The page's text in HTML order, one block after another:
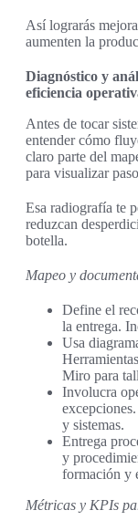
Así lograrás
aumenten la
Diagnóstico y
eficiencia
Antes de tocar
entender cómo
claro parte del
para visualizar
Esa radiografía te
reduzcan
botella.
Mapeo y
Define el
la entrega.
Usa
Miro para
Involucra
y sistemas.
Entrega
y
formación y
Métricas y KPIs